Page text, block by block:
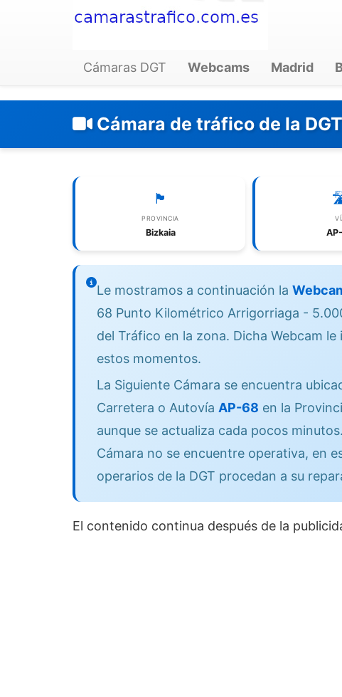
Cámaras DGT Webcams Madrid
Cámara de tráfico de la
🏴
PROVINCIA
Bizkaia
Le mostramos a continuación la
68 Punto Kilométrico Arrigorriaga -
del Tráfico en la zona. Dicha Webcam
estos momentos.
La Siguiente Cámara se encuentra
Carretera o Autovía AP-68 en la
aunque se actualiza cada pocos
Cámara no se encuentre operativa, en
operarios de la DGT procedan a su
El contenido continua después de la